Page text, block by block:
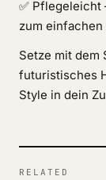
✅ Pflegeleicht
zum einfachen
Setze mit dem
futuristisches
Style in dein
RELATED